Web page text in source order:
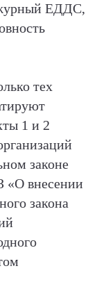
ЕДДС,
тех
1 и 2
законе
«О внесении
закона